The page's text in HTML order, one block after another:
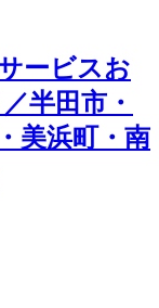
ービスお
半田市・
美浜町・南